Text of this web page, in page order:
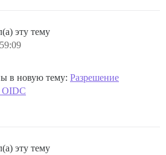
эту тему
в новую тему: Разрешение
OIDC
эту тему